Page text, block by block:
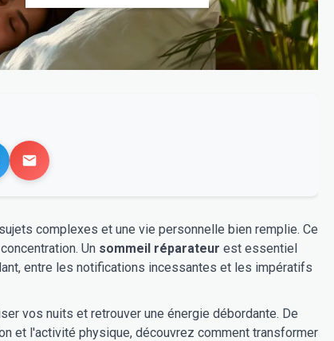
complexes et une vie personnelle bien remplie. Ce
Un sommeil réparateur est essentiel
entre les notifications incessantes et les impératifs
vos nuits et retrouver une énergie débordante. De
et l'activité physique, découvrez comment transformer